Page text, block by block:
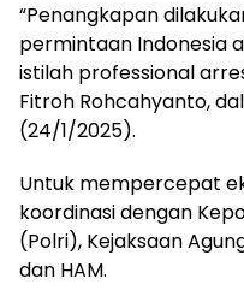
“Penangkapan
permintaan Indonesia
istilah professional
Fitroh Rohcahyanto,
(24/1/2025).
Untuk mempercepat
koordinasi dengan
(Polri), Kejaksaan
dan HAM.